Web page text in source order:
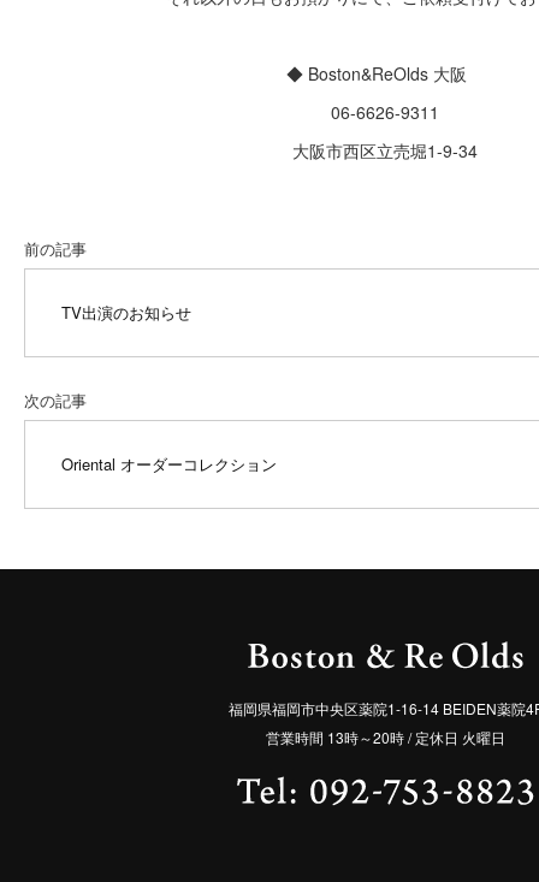
◆ Boston&ReOlds 大阪
06-6626-9311
大阪市西区立売堀1-9-34
前の記事
TV出演のお知らせ
次の記事
Oriental オーダーコレクション
福岡県福岡市中央区薬院1-16-14 BEIDEN薬院
営業時間 13時～20時 / 定休日 火曜日